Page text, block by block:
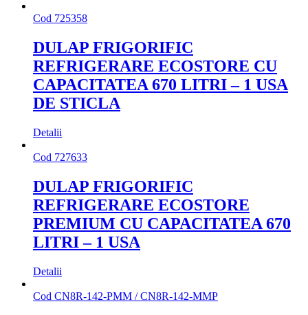
Cod 725358
DULAP FRIGORIFIC
REFRIGERARE ECOSTORE CU
CAPACITATEA 670 LITRI – 1 USA
DE STICLA
Detalii
Cod 727633
DULAP FRIGORIFIC
REFRIGERARE ECOSTORE
PREMIUM CU CAPACITATEA 670
LITRI – 1 USA
Detalii
Cod CN8R-142-PMM / CN8R-142-MMP